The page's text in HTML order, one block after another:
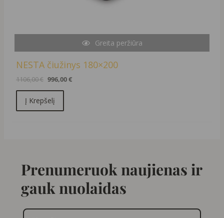
Greita peržiūra
NESTA čiužinys 180×200
1106,00€ 996,00€
Į Krepšelį
Prenumeruok naujienas ir
gauk nuolaidas